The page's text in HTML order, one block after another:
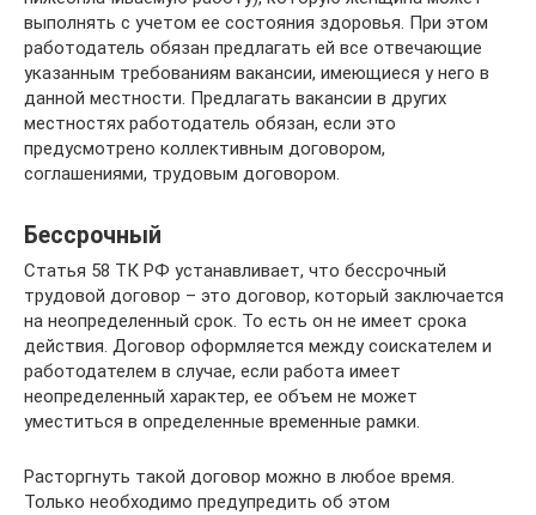
выполнять с учетом ее состояния здоровья. При этом
работодатель обязан предлагать ей все отвечающие
указанным требованиям вакансии, имеющиеся у него в
данной местности. Предлагать вакансии в других
местностях работодатель обязан, если это
предусмотрено коллективным договором,
соглашениями, трудовым договором.
Бессрочный
Статья 58 ТК РФ устанавливает, что бессрочный
трудовой договор – это договор, который заключается
на неопределенный срок. То есть он не имеет срока
действия. Договор оформляется между соискателем и
работодателем в случае, если работа имеет
неопределенный характер, ее объем не может
уместиться в определенные временные рамки.
Расторгнуть такой договор можно в любое время.
Только необходимо предупредить об этом